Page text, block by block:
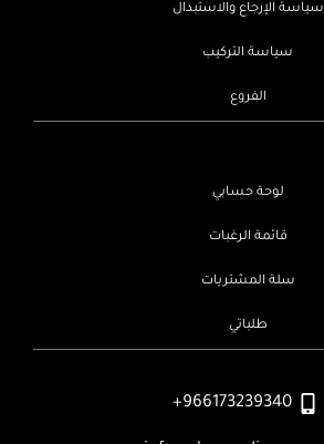
سياسة الإرجاع والاستبدال
سياسة التركيب
الفروع
لوحة حسابي
قائمة الرغبات
سلة المشتريات
طلباتي
966173239340+